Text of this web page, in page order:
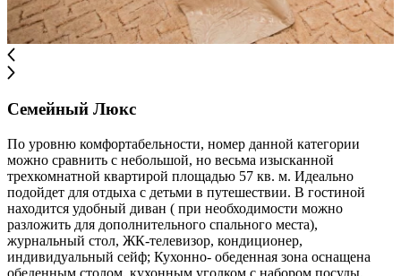
Семейный Люкс
По уровню комфортабельности, номер данной категории
можно сравнить с небольшой, но весьма изысканной
трехкомнатной квартирой площадью 57 кв. м. Идеально
подойдет для отдыха с детьми в путешествии. В гостиной
находится удобный диван ( при необходимости можно
разложить для дополнительного спального места),
журнальный стол, ЖК-телевизор, кондиционер,
индивидуальный сейф; Кухонно- обеденная зона оснащена
обеденным столом, кухонным уголком с набором посуды,